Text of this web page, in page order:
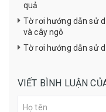
quả
Tờ rơi hướng dẫn sử
và cây ngô
Tờ rơi hướng dẫn sử
VIẾT BÌNH LUẬN